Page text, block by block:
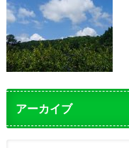
アーカイブ